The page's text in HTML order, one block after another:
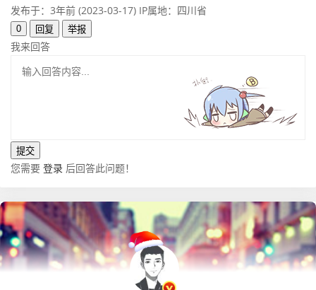
发布于：3年前 (2023-03-17) IP属地：四川省
0 回复 举报
我来回答
您需要 登录 后回答此问题！